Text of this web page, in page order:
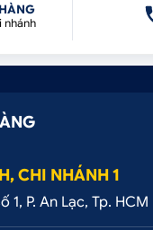
nhánh
CHI NHÁNH 1
1, P. An Lạc, Tp. HCM